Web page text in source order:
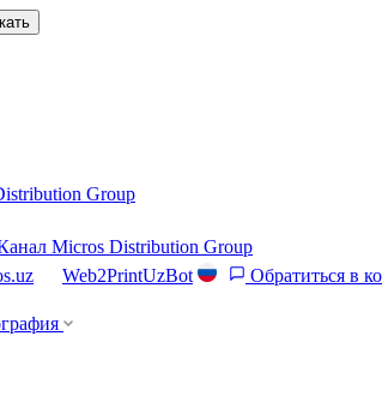
Group
Micros Distribution Group
Web2PrintUzBot Обратиться в